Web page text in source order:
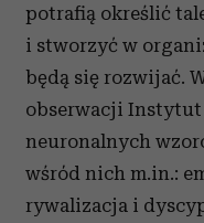
potrafią określić
i stworzyć w
będą się rozwijać.
obserwacji Instytut
neuronalnych
wśród nich m.in.:
rywalizacja i